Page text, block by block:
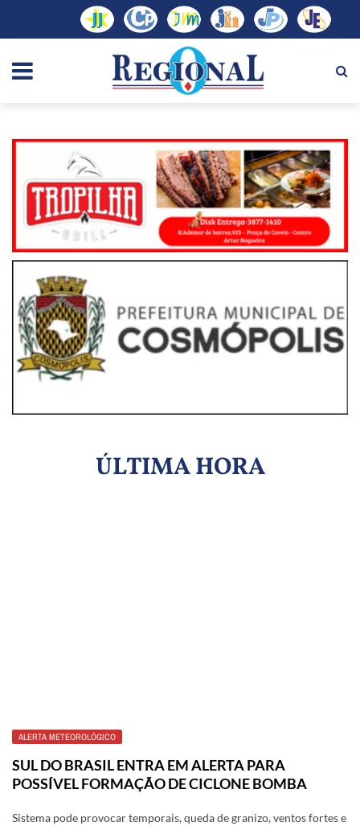
ÚLTIMA HORA
ALERTA METEOROLÓGICO
SUL DO BRASIL ENTRA EM ALERTA PARA
POSSÍVEL FORMAÇÃO DE CICLONE BOMBA
Sistema pode provocar temporais, queda de granizo, ventos fortes e